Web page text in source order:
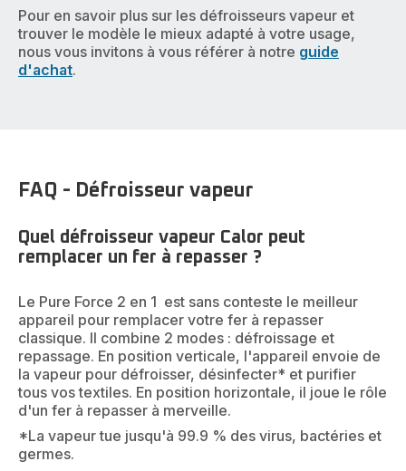
Pour en savoir plus sur les défroisseurs vapeur et
trouver le modèle le mieux adapté à votre usage,
nous vous invitons à vous référer à notre guide
d'achat.
FAQ - Défroisseur vapeur
Quel défroisseur vapeur Calor peut
remplacer un fer à repasser ?
Le Pure Force 2 en 1 est sans conteste le meilleur
appareil pour remplacer votre fer à repasser
classique. Il combine 2 modes : défroissage et
repassage. En position verticale, l'appareil envoie de
la vapeur pour défroisser, désinfecter* et purifier
tous vos textiles. En position horizontale, il joue le rôle
d'un fer à repasser à merveille.
*La vapeur tue jusqu'à 99.9 % des virus, bactéries et
germes.